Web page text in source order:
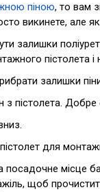
піною, то вам
викинете, але
залишки
пістолета і
залишки
з пістолета.
для
посадочне місце
щоб